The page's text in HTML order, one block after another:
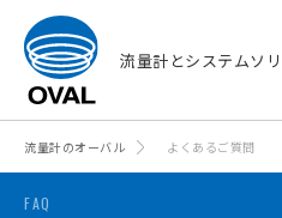
流量計とシステムソ
流量計のオーバル よくあるご質問
FAQ